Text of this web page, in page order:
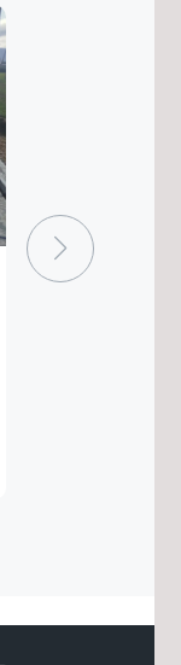
7/08/2026 в